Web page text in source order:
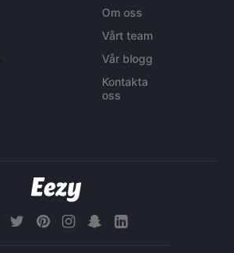
Om oss
Vårt team
Vår blogg
Kontakta
oss